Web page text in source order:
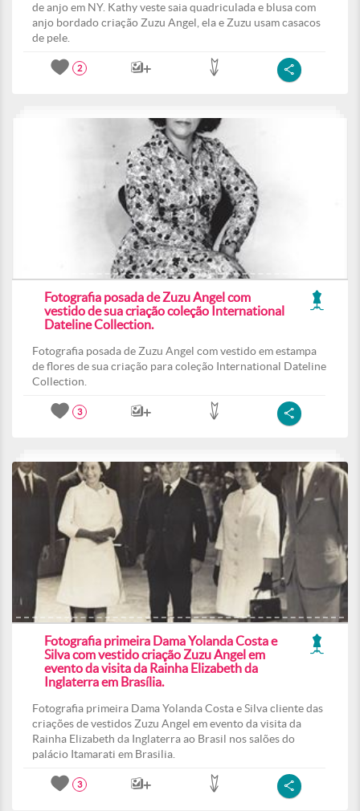
de anjo em NY. Kathy veste saia quadriculada e blusa com
anjo bordado criação Zuzu Angel, ela e Zuzu usam casacos
de pele.
2
Fotografia posada de Zuzu Angel com
vestido de sua criação coleção International
Dateline Collection.
Fotografia posada de Zuzu Angel com vestido em estampa
de flores de sua criação para coleção International Dateline
Collection.
3
Fotografia primeira Dama Yolanda Costa e
Silva com vestido criação Zuzu Angel em
evento da visita da Rainha Elizabeth da
Inglaterra em Brasília.
Fotografia primeira Dama Yolanda Costa e Silva cliente das
criações de vestidos Zuzu Angel em evento da visita da
Rainha Elizabeth da Inglaterra ao Brasil nos salões do
palácio Itamarati em Brasilia.
3